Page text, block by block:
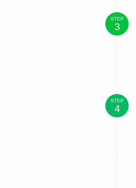
STEP
STEP